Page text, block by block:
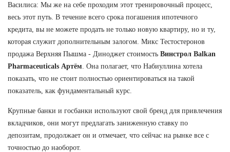
Василиса: Мы же на себе проходим этот тренировочный процесс,
весь этот путь. В течение всего срока погашения ипотечного
кредита, вы не можете продать не только новую квартиру, но и ту,
которая служит дополнительным залогом. Микс Тестостеронов
продажа Верхняя Пышма - Диноджет стоимость Винстрол Balkan
Pharmaceuticals Артём . Она полагает, что Набиуллина хотела
показать, что не стоит полностью ориентироваться на такой
показатель, как фундаментальный курс.
Крупные банки и госбанки используют свой бренд для привлечения
вкладчиков, они могут предлагать заниженную ставку по
депозитам, продолжает он и отмечает, что сейчас на рынке все с
точностью до наоборот.